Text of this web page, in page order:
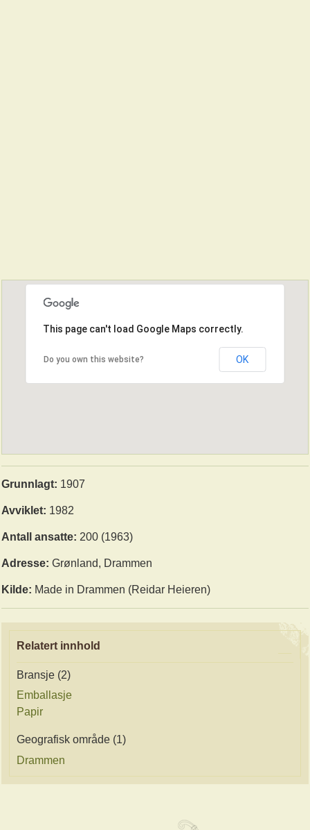
This page can't load Google Maps correctly.
Do you own this website? OK
Grunnlagt: 1907
Avviklet: 1982
Antall ansatte: 200 (1963)
Adresse:Grønland, Drammen
Kilde: Made in Drammen (Reidar Heieren)
Relatert innhold
Bransje (2)
Emballasje
Papir
Geografisk område (1)
Drammen